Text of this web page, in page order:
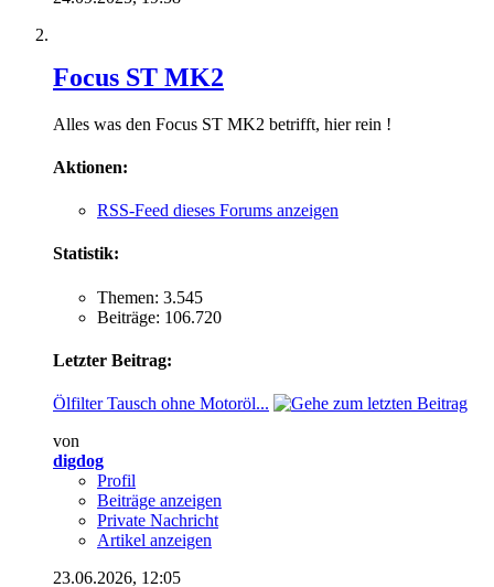
Focus ST MK2
Alles was den Focus ST MK2 betrifft, hier rein !
Aktionen:
RSS-Feed dieses Forums anzeigen
Statistik:
Themen: 3.545
Beiträge: 106.720
Letzter Beitrag:
Ölfilter Tausch ohne Motoröl...
von
digdog
Profil
Beiträge anzeigen
Private Nachricht
Artikel anzeigen
23.06.2026, 12:05